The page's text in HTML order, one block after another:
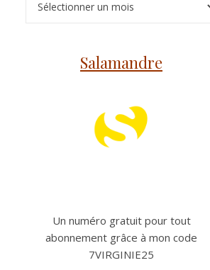
Salamandre
Un numéro gratuit pour tout
abonnement grâce à mon code
7VIRGINIE25